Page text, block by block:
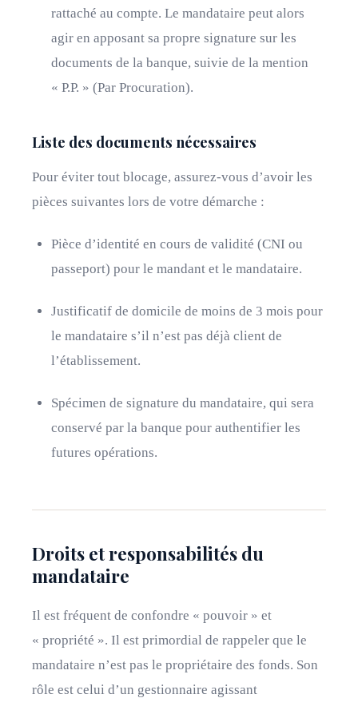
rattaché au compte. Le mandataire peut alors
agir en apposant sa propre signature sur les
documents de la banque, suivie de la mention
« P.P. » (Par Procuration).
Liste des documents nécessaires
Pour éviter tout blocage, assurez-vous d’avoir les
pièces suivantes lors de votre démarche :
Pièce d’identité en cours de validité (CNI ou
passeport) pour le mandant et le mandataire.
Justificatif de domicile de moins de 3 mois pour
le mandataire s’il n’est pas déjà client de
l’établissement.
Spécimen de signature du mandataire, qui sera
conservé par la banque pour authentifier les
futures opérations.
Droits et responsabilités du
mandataire
Il est fréquent de confondre « pouvoir » et
« propriété ». Il est primordial de rappeler que le
mandataire n’est pas le propriétaire des fonds. Son
rôle est celui d’un gestionnaire agissant